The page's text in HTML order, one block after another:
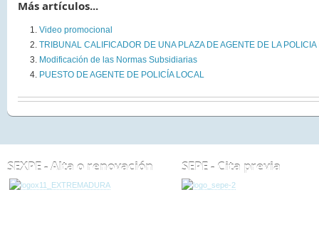
Más artículos...
Video promocional
TRIBUNAL CALIFICADOR DE UNA PLAZA DE AGENTE DE LA
Modificación de las Normas Subsidiarias
PUESTO DE AGENTE DE POLICÍA LOCAL
SEXPE - Alta o renovación SEPE - Cita previa